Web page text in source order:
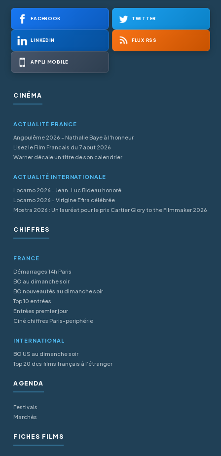
FACEBOOK TWITTER
LINKEDIN FLUX RSS
APPLI MOBILE
CINÉMA
ACTUALITÉ FRANCE
Angoulême 2026 - Nathalie Baye à l'honneur
Lisez le Film Francais du 7 aout 2026
Warner décale un titre de son calendrier
ACTUALITÉ INTERNATIONALE
Locarno 2026 - Jean-Luc Bideau honoré
Locarno 2026 - Virigine Efira célébrée
Mostra 2026 : Un lauréat pour le prix Cartier Glory to the Filmmaker 2026
CHIFFRES
FRANCE
Démarrages 14h Paris
BO au dimanche soir
BO nouveautés au dimanche soir
Top 10 entrées
Entrées premier jour
Ciné chiffres Paris-periphérie
INTERNATIONAL
BO US au dimanche soir
Top 20 des films français à l’étranger
AGENDA
Festivals
Marchés
FICHES FILMS